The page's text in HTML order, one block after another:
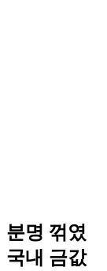
분명 꺾였
국내 금값